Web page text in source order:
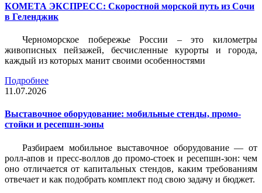
КОМЕТА ЭКСПРЕСС: Скоростной морской путь из Сочи
в Геленджик
Черноморское побережье России – это километры
живописных пейзажей, бесчисленные курорты и города,
каждый из которых манит своими особенностями
Подробнее
11.07.2026
Выставочное оборудование: мобильные стенды, промо-
стойки и ресепшн-зоны
Разбираем мобильное выставочное оборудование — от
ролл-апов и пресс-воллов до промо-стоек и ресепшн-зон: чем
оно отличается от капитальных стендов, каким требованиям
отвечает и как подобрать комплект под свою задачу и бюджет.